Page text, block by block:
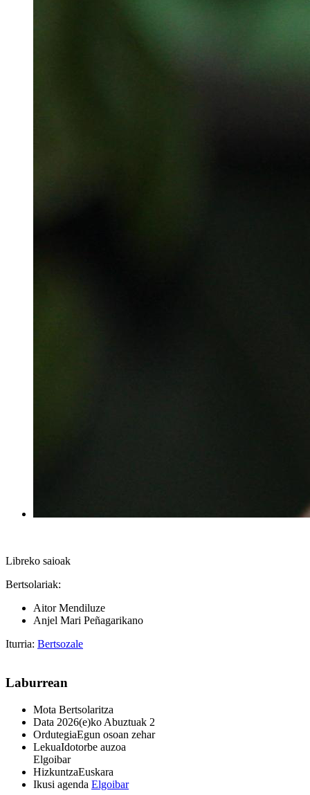
Libreko saioak
Bertsolariak:
Aitor Mendiluze
Anjel Mari Peñagarikano
Iturria: Bertsozale
Laburrean
Mota Bertsolaritza
Data 2026(e)ko Abuztuak 2
OrdutegiaEgun osoan zehar
LekuaIdotorbe auzoa
Elgoibar
HizkuntzaEuskara
Ikusi agenda Elgoibar